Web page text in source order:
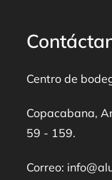
Centro de
Copacabana,
59 - 159.
Correo: